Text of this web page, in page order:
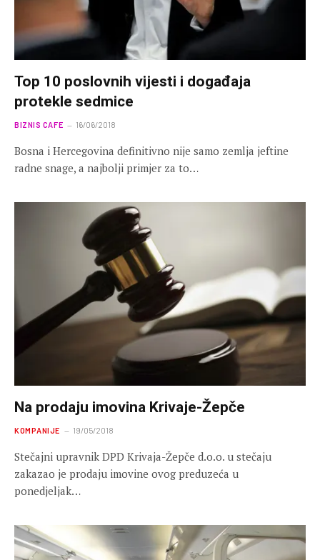
Top 10 poslovnih vijesti i događaja
protekle sedmice
BIZNIS CAFE 16/06/2018
Bosna i Hercegovina definitivno nije samo zemlja jeftine
radne snage, a najbolji primjer za to…
Na prodaju imovina Krivaje-Žepče
KOMPANIJE 19/05/2018
Stečajni upravnik DPD Krivaja-Žepče d.o.o. u stečaju
zakazao je prodaju imovine ovog preduzeća u
ponedjeljak…